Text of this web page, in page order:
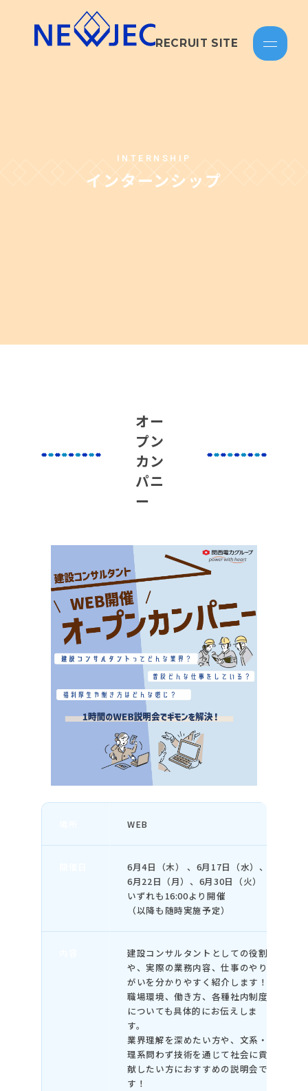
RECRUIT SITE
INTERNSHIP
インターンシップ
オー
プン
カン
パニ
ー
WEB
6月4日（木） 、6月17日（水）、
6月22日（月）、6月30日（火）
いずれも16:00より開催
（以降も随時実施予定）
建設コンサルタントとしての役割
や、実際の業務内容、仕事のやり
がいを分かりやすく紹介します！
職場環境、働き方、各種社内制度
についても具体的にお伝えしま
す。
業界理解を深めたい方や、文系・
理系問わず技術を通じて社会に貢
献したい方におすすめの説明会で
す！